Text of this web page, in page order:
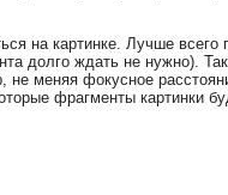
на картинке. Лучше
долго ждать не нужно).
не меняя фокусное
фрагменты картинки